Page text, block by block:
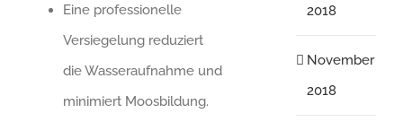
Eine professionelle
Versiegelung reduziert
die Wasseraufnahme und
minimiert Moosbildung.
2018
November
2018